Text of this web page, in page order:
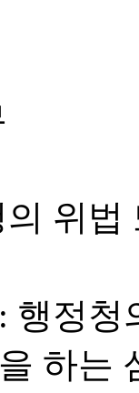
위법
행정청
하는